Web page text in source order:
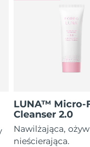
LUNA™ Micro-
Cleanser 2.0
Nawilżająca,
nieścierająca.